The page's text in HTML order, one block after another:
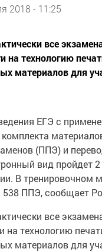
2018 - 11:25
все
на технологию
материалов для
ЕГЭ с
(ППЭ) и
вид пройдет
В тренировочном
ППЭ, сообщает
все
на технологию
материалов для